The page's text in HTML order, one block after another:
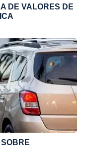
DE VALORES DE